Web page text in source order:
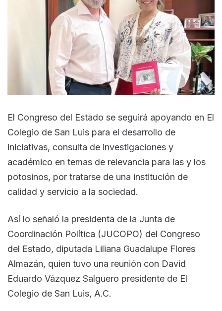
El Congreso del Estado se seguirá apoyando en El
Colegio de San Luis para el desarrollo de
iniciativas, consulta de investigaciones y
académico en temas de relevancia para las y los
potosinos, por tratarse de una institución de
calidad y servicio a la sociedad.
Así lo señaló la presidenta de la Junta de
Coordinación Política (JUCOPO) del Congreso
del Estado, diputada Liliana Guadalupe Flores
Almazán, quien tuvo una reunión con David
Eduardo Vázquez Salguero presidente de El
Colegio de San Luis, A.C.